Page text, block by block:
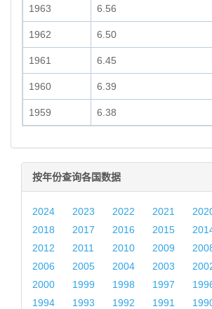
1963 6.56
1962 6.50
1961 6.45
1960 6.39
1959 6.38
按年份查询各国数据
2024 2023 2022 2021
2018
2017 2016 2015
2012
2011 2010 2009
2006
2005 2004 2003
2000
1999 1998 1997
1994
1993 1992 1991